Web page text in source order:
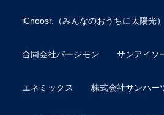
iChoosr.（みんなのおうちに太陽光）
合同会社パーシモン サンアイソ
エネミックス 株式会社サンハー